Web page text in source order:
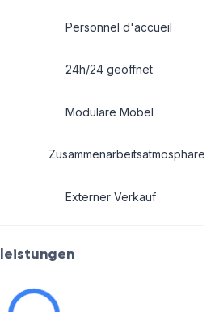
Personnel d'accueil
24h/24 geöffnet
Modulare Möbel
Zusammenarbeitsatmosphäre
Externer Verkauf